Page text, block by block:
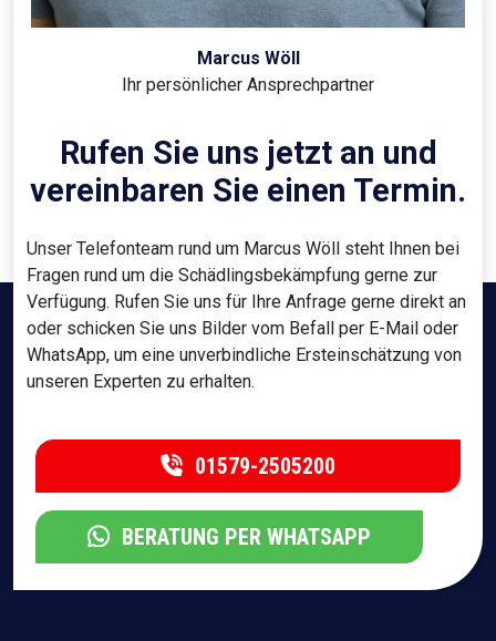
Marcus Wöll
Ihr persönlicher Ansprechpartner
Rufen Sie uns jetzt an und
vereinbaren Sie einen Termin.
Unser Telefonteam rund um Marcus Wöll steht Ihnen bei
Fragen rund um die Schädlingsbekämpfung gerne zur
Verfügung. Rufen Sie uns für Ihre Anfrage gerne direkt an
oder schicken Sie uns Bilder vom Befall per E-Mail oder
WhatsApp, um eine unverbindliche Ersteinschätzung von
unseren Experten zu erhalten.
01579-2505200
BERATUNG PER WHATSAPP